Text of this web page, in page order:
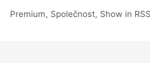
Premium, Společnost, Show in RSS